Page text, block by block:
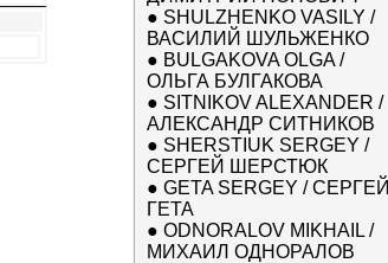
● SHULZHENKO VASILY /
ВАСИЛИЙ ШУЛЬЖЕНКО
● BULGAKOVA OLGA /
ОЛЬГА БУЛГАКОВА
● SITNIKOV ALEXANDER /
АЛЕКСАНДР СИТНИКОВ
● SHERSTIUK SERGEY /
СЕРГЕЙ ШЕРСТЮК
● GETA SERGEY / СЕРГЕЙ
ГЕТА
● ODNORALOV MIKHAIL /
МИХАИЛ ОДНОРАЛОВ